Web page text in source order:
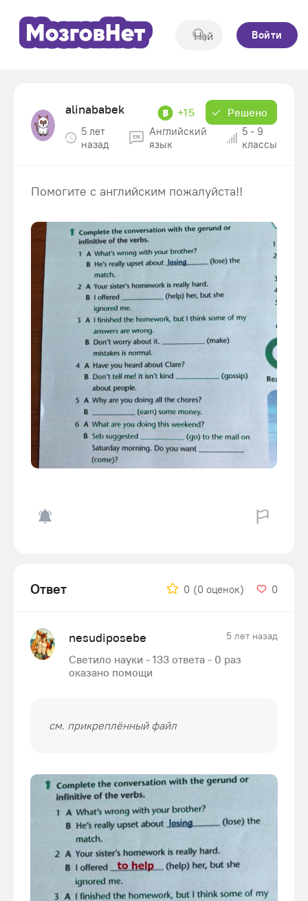
Войти
alinababek +15 Решено
5 лет
назад
Английский
язык
5 - 9
классы
Помогите с английским пожалуйста!!
Ответ 0 (0 оценок) 0
nesudiposebe 5 лет назад
Светило науки - 133 ответа - 0 раз
оказано помощи
см. прикреплённый файл